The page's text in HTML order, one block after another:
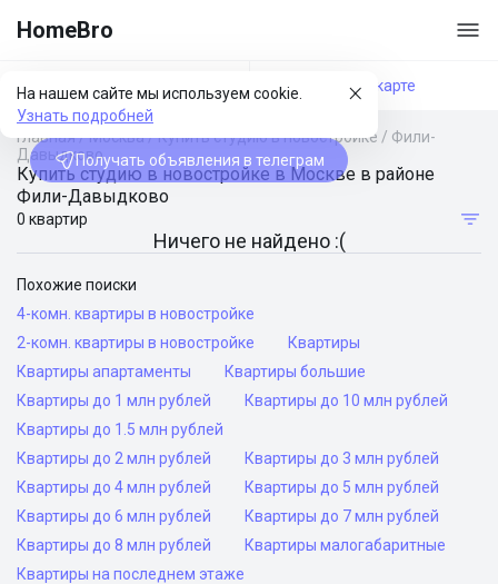
HomeBro
На нашем сайте мы используем cookie.
Узнать подробней
Получать объявления в телеграм
Фильтры На карте
Главная/Москва/Купить студию в новостройке / Фили-
Давыдково
Купить студию в новостройке в Москве в районе
Фили-Давыдково
0 квартир
Ничего не найдено :(
Похожие поиски
4-комн. квартиры в новостройке
2-комн. квартиры в новостройке
Квартиры
Квартиры апартаменты
Квартиры большие
Квартиры до 1 млн рублей
Квартиры до 10 млн рублей
Квартиры до 1.5 млн рублей
Квартиры до 2 млн рублей
Квартиры до 3 млн рублей
Квартиры до 4 млн рублей
Квартиры до 5 млн рублей
Квартиры до 6 млн рублей
Квартиры до 7 млн рублей
Квартиры до 8 млн рублей
Квартиры малогабаритные
Квартиры на последнем этаже